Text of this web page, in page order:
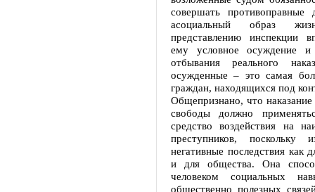
совершать противоправные
асоциальный образ
представлению инспекции
ему условное осуждение и
отбывания реального
осужденные – это самая
граждан, находящихся под
Общепризнано, что
свободы должно
средство воздействия на
преступников, поскольку
негативные последствия как
и для общества. Она
человеком социальных
общественно полезных